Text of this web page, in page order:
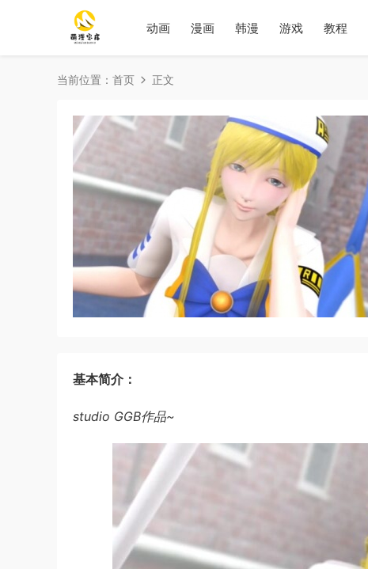
动画 漫画 韩漫 游戏 教程
当前位置： 首页 正文
基本简介：
studio GGB作品~